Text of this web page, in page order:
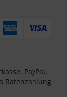
PayPal,
Ratenzahlung